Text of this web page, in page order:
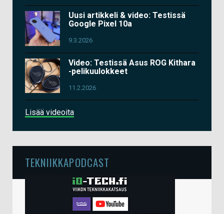
Uusi artikkeli & video: Testissä
Google Pixel 10a
9.3.2026
Video: Testissä Asus ROG Kithara
-pelikuulokkeet
11.2.2026
Lisää videoita
TEKNIIKKAPODCAST